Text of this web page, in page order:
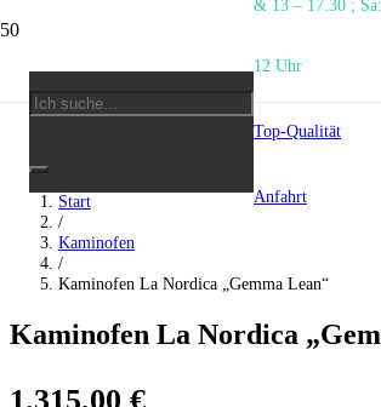
& 13 – 17.30 ;
12 Uhr
Top-Qualität
Anfahrt
Start
/
Kaminofen
/
Kaminofen La Nordica „Gemma Lean“
Kaminofen La Nordica
1.315,00 €